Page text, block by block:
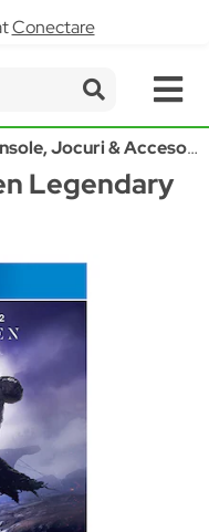
Conectare
Jocuri & Accesorii
Legendary